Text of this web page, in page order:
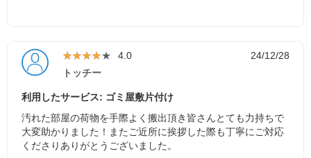
★★★★★
★★★★★ 4.0
24/12/28
トッチー
利用したサービス: ゴミ屋敷片付け
汚れた部屋の荷物を手際よく搬出頂き皆さんとても力持ちで
大変助かりました！またご近所に挨拶した際も丁寧にご対応
くださりありがとうございました。